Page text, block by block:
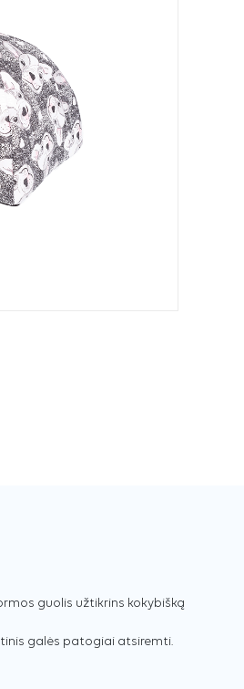
guolis užtikrins kokybišką
galės patogiai atsiremti.